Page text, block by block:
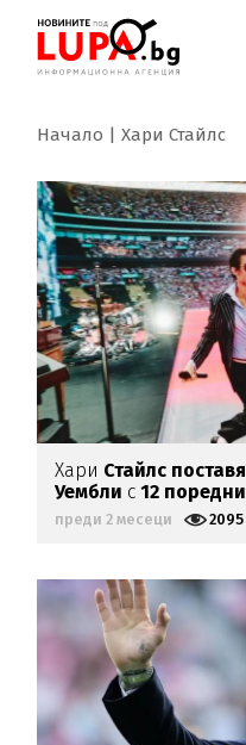
Начало Хари Стайлс
Хари Стайлс поставя
Уембли с12 поредни
преди 2 месеци 2095